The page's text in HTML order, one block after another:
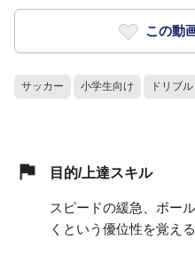
この動
サッカー 小学生向け ドリブル
目的/上達スキル
スピードの緩急、ボー
くという優位性を覚える